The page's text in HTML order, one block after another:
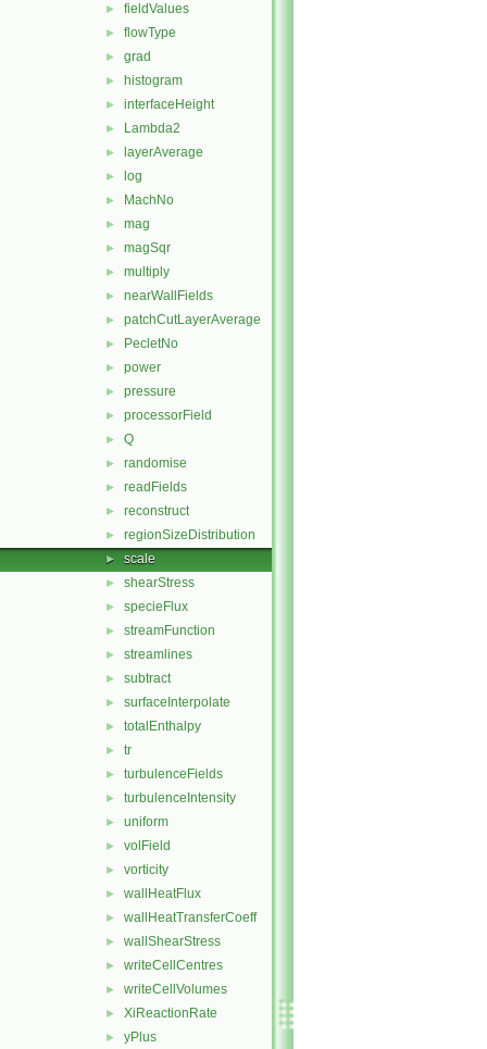
► fieldValues
► flowType
► grad
► histogram
► interfaceHeight
► Lambda2
► layerAverage
► log
► MachNo
► mag
► magSqr
► multiply
► nearWallFields
► patchCutLayerAverage
► PecletNo
► power
► pressure
► processorField
► Q
► randomise
► readFields
► reconstruct
► regionSizeDistribution
► scale
► shearStress
► specieFlux
► streamFunction
► streamlines
► subtract
► surfaceInterpolate
► totalEnthalpy
► tr
► turbulenceFields
► turbulenceIntensity
► uniform
► volField
► vorticity
► wallHeatFlux
► wallHeatTransferCoeff
► wallShearStress
► writeCellCentres
► writeCellVolumes
► XiReactionRate
► yPlus